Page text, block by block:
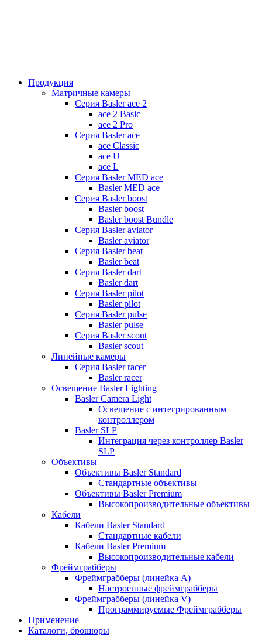
Продукция
Матричные камеры
Серия Basler ace 2
ace 2 Basic
ace 2 Pro
Серия Basler ace
ace Classic
ace U
ace L
Серия Basler MED ace
Basler MED ace
Серия Basler boost
Basler boost
Basler boost Bundle
Серия Basler aviator
Basler aviator
Серия Basler beat
Basler beat
Серия Basler dart
Basler dart
Серия Basler pilot
Basler pilot
Серия Basler pulse
Basler pulse
Серия Basler scout
Basler scout
Линейные камеры
Серия Basler racer
Basler racer
Освещение Basler Lighting
Basler Camera Light
Освещение с интегрированным
контроллером
Basler SLP
Интеграция через контроллер Basler
SLP
Объективы
Объективы Basler Standard
Стандартные объективы
Объективы Basler Premium
Высокопроизводительные объективы
Кабели
Кабели Basler Standard
Стандартные кабели
Кабели Basler Premium
Высокопроизводительные кабели
Фреймграбберы
Фреймграбберы (линейка А)
Настроенные фреймграбберы
Фреймграбберы (линейка V)
Программируемые Фреймграбберы
Применение
Каталоги, брошюры